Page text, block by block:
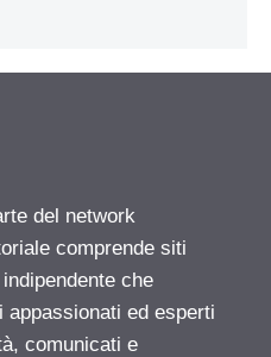
del network
comprende siti
che
ed esperti
comunicati e